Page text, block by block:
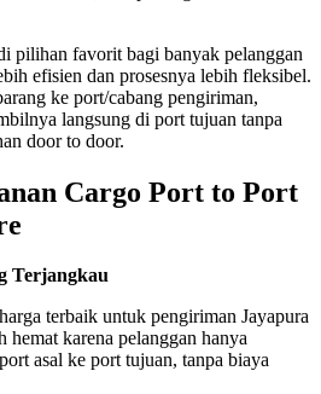
pilihan favorit bagi banyak pelanggan
efisien dan prosesnya lebih fleksibel.
ke port/cabang pengiriman,
langsung di port tujuan tanpa
door to door.
Cargo Port to Port
Terjangkau
terbaik untuk pengiriman Jayapura
karena pelanggan hanya
asal ke port tujuan, tanpa biaya